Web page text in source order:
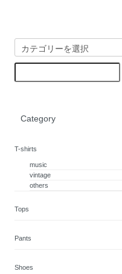
Category
T-shirts
music
vintage
others
Tops
Pants
Shoes